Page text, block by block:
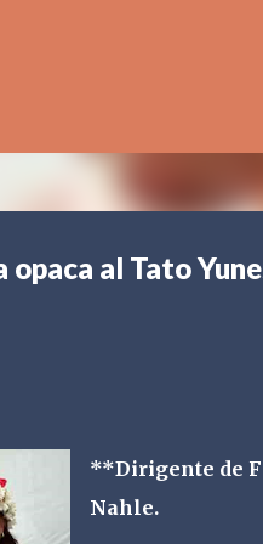
opaca al Tato
**Dirigente de
Nahle.